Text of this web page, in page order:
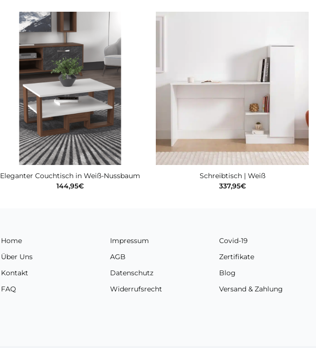
Zur
wunschliste
hinzufügen
Eleganter Couchtisch in Weiß-Nussbaum
144,95€
wunschliste
Schreibtisch | Weiß
337,95€
Home
Über Uns
Kontakt
FAQ
Impressum
AGB
Datenschutz
Widerrufsrecht
Covid-19
Zertifikate
Blog
Versand & Zahlung